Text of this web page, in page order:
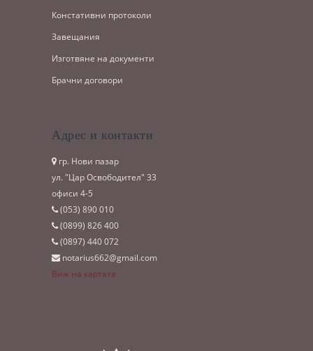
Констативни протоколи
Завещания
Изготвяне на документи
Брачни договори
Адрес и контакти
гр. Нови пазар
ул. "Цар Освободител" 33
офиси 4-5
(053)­ 890 010
(0899)­ 826 400
(0897)­ 440 072
notarius662@gmail.com
Виж на картата